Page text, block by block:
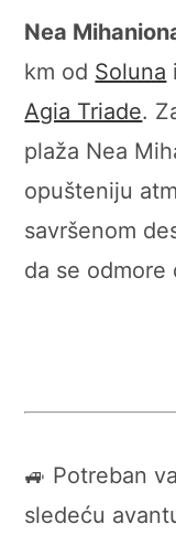
Nea
km od Soluna
Agia Triade.
plaža Nea
opušteniju
savršenom
da se odmore
🚙 Potreban
sledeću